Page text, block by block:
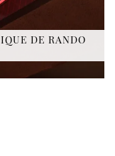
DE RANDO